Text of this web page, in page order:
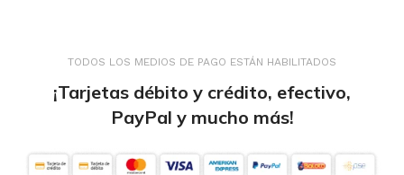
TODOS LOS MEDIOS DE PAGO ESTÁN HABILITADOS
¡Tarjetas débito y crédito, efectivo,
PayPal y mucho más!